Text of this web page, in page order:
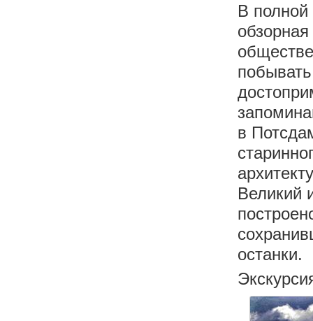
В полной
в
Великий
останки.